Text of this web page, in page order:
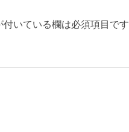
付いている欄は必須項目です